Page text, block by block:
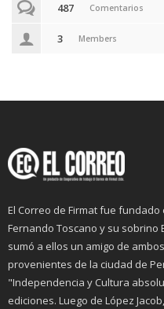
487 Comentarios
3 Members
El Correo de Firmat fue
Fernando Toscano y su sobrino
sumó a ellos un amigo de
provenientes de la ciudad de
"Independencia y Cultura
ediciones. Luego de López